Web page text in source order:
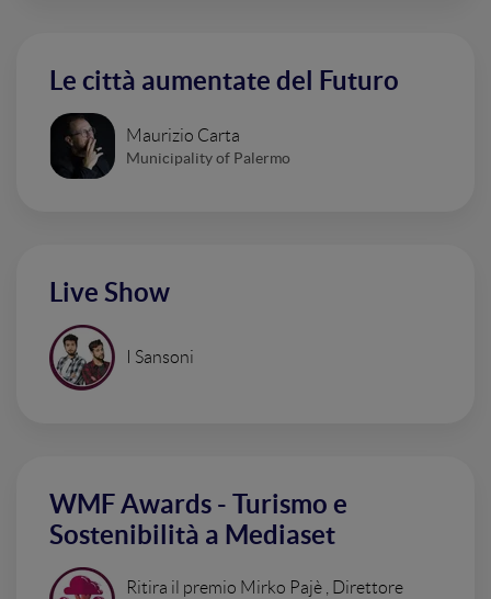
Le città aumentate del Futuro
Maurizio Carta
Municipality of Palermo
Live Show
I Sansoni
WMF Awards - Turismo e
Sostenibilità a Mediaset
Ritira il premio Mirko Pajè , Direttore